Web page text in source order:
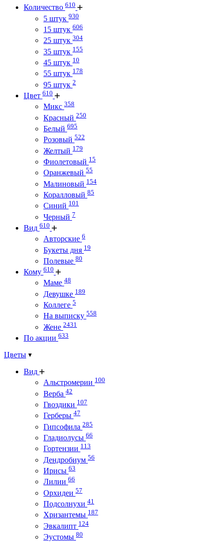
Количество 610
5 штук 930
15 штук 606
25 штук 304
35 штук 155
45 штук 10
55 штук 178
95 штук 2
Цвет 610
Микс 358
Красный 250
Белый 695
Розовый 522
Желтый 179
Фиолетовый 15
Оранжевый 55
Малиновый 154
Коралловый 85
Синий 101
Черный 7
Вид 610
Авторские 6
Букеты дня 19
Полевые 80
Кому 610
Маме 48
Девушке 189
Коллеге 5
На выписку 558
Жене 2431
По акции 633
Цветы
Вид
Альстромерии 100
Верба 42
Гвоздики 107
Герберы 47
Гипсофила 285
Гладиолусы 66
Гортензии 113
Дендробиум 56
Ирисы 63
Лилии 66
Орхидеи 57
Подсолнухи 41
Хризантемы 187
Эвкалипт 124
Эустомы 80